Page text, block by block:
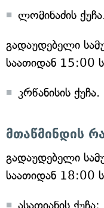
ლომინაძის
გადაუდებელი
საათიდან 15:00
კრწანისის ქუჩა.
მთაწმინდის
გადაუდებელი
საათიდან 18:00